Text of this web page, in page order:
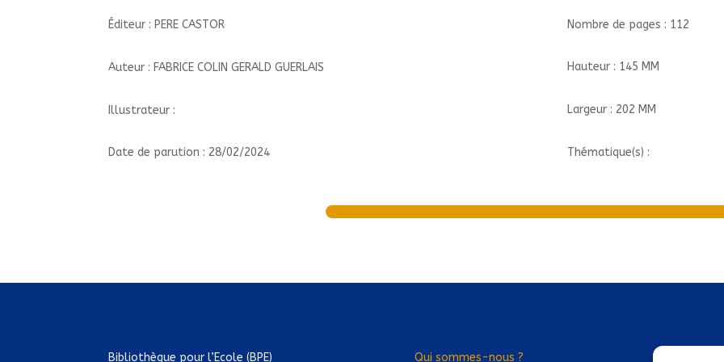
Éditeur : PERE CASTOR
Auteur : FABRICE COLIN GERALD GUERLAIS
Illustrateur :
Date de parution : 28/02/2024
Nombre de pages : 112
Hauteur : 145 MM
Largeur : 202 MM
Thématique(s) :
Bibliothèque pour l’Ecole (BPE) Qui sommes-nous ?